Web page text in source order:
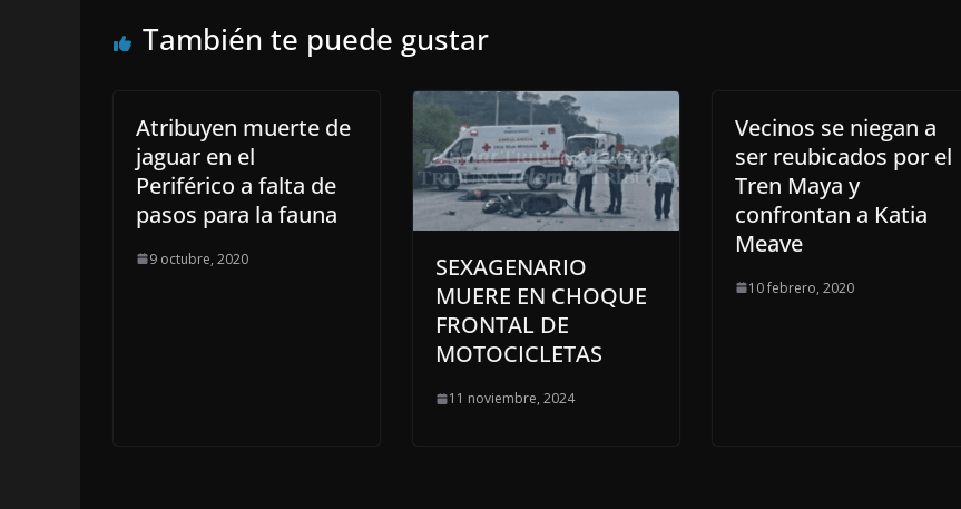
También te puede gustar
Atribuyen muerte de
jaguar en el
Periférico a falta de
pasos para la fauna
9 octubre, 2020
SEXAGENARIO
MUERE EN CHOQUE
FRONTAL DE
MOTOCICLETAS
11 noviembre, 2024
Vecinos se niegan a
ser reubicados por el
Tren Maya y
confrontan a Katia
Meave
10 febrero, 2020